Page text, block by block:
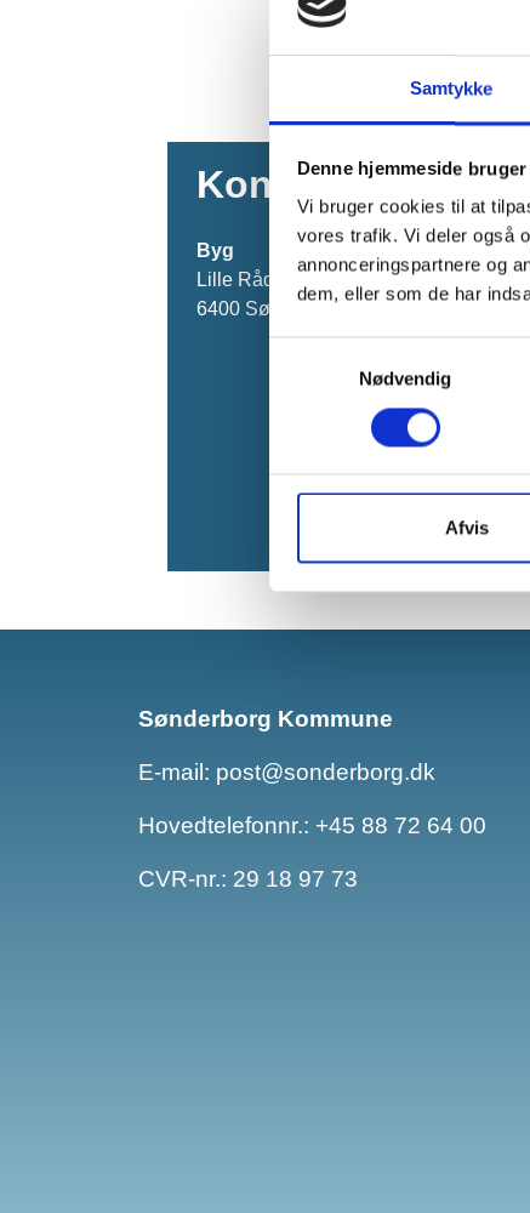
Samtykke
Denne hjemmeside
Vi bruger cookies til at
vores trafik. Vi deler også
annonceringspartnere og
dem, eller som de har
Nødvendig
Afvis
Kontakt os
Byg
Lille Rådhusgade 7
6400 Sønderborg
Sønderborg Kommune
E-mail: post@sonderborg.dk
Hovedtelefonnr.: +45 88 72 64 00
CVR-nr.: 29 18 97 73